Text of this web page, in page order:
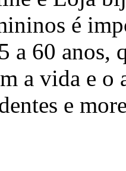
é
a 60 anos,
a vida e
e